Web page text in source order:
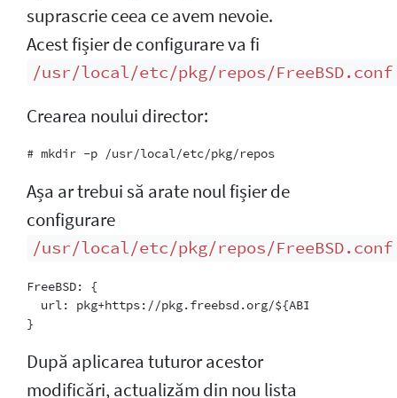
suprascrie ceea ce avem nevoie.
Acest fișier de configurare va fi
/usr/local/etc/pkg/repos/FreeBSD.conf
Crearea noului director:
Așa ar trebui să arate noul fișier de
configurare
/usr/local/etc/pkg/repos/FreeBSD.conf
FreeBSD: {
  url: pkg+https://pkg.freebsd.org/${ABI}/latest
După aplicarea tuturor acestor
modificări, actualizăm din nou lista